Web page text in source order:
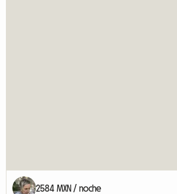
2584 MXN / noche